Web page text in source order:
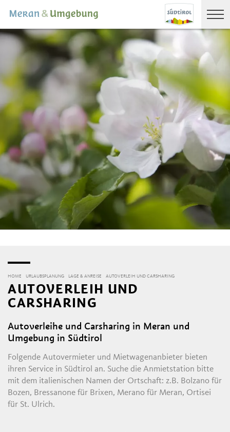
HOME URLAUBSPLANUNG LAGE & ANREISE AUTOVERLEIH UND CARSHARING
AUTOVERLEIH UND
CARSHARING
Autoverleihe und Carsharing in Meran und
Umgebung in Südtirol
Folgende Autovermieter und Mietwagenanbieter bieten
ihren Service in Südtirol an. Suche die Anmietstation bitte
mit dem italienischen Namen der Ortschaft: z.B. Bolzano für
Bozen, Bressanone für Brixen, Merano für Meran, Ortisei
für St. Ulrich.